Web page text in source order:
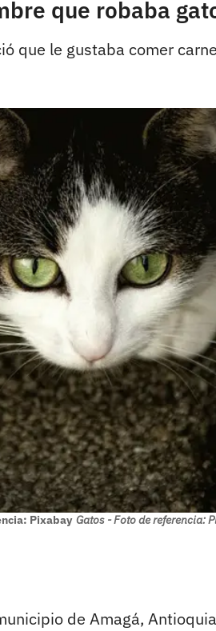
que robaba
que le gustaba comer
Pixabay Gatos - Foto de referencia:
de Amagá,